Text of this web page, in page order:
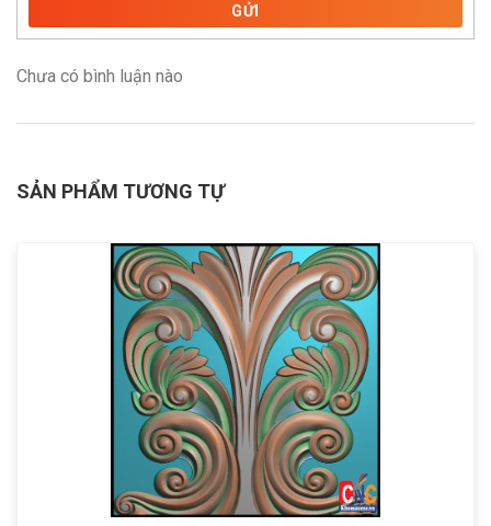
GỬI
Chưa có bình luận nào
SẢN PHẨM TƯƠNG TỰ